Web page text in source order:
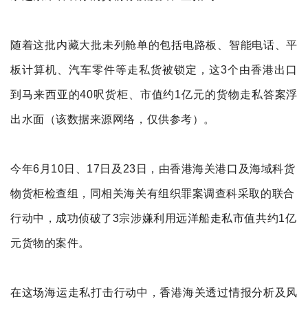
随着这批内藏大批未列舱单的包括电路板、智能电话、平
板计算机、汽车零件等走私货被锁定，这3个由香港出口
到马来西亚的40呎货柜、 市值约1亿元的货物走私答案浮
出水面（该数据来源网络，仅供参考）。
今年6月10日、17日及23日，由香港海关港口及海域科货
物货柜检查组，同相关海关有组织罪案调查科采取的联合
行动中，成功侦破了3宗涉嫌利用远洋船走私市值共约1亿
元货物的案件。
在这场海运走私打击行动中，香港海关透过情报分析及风